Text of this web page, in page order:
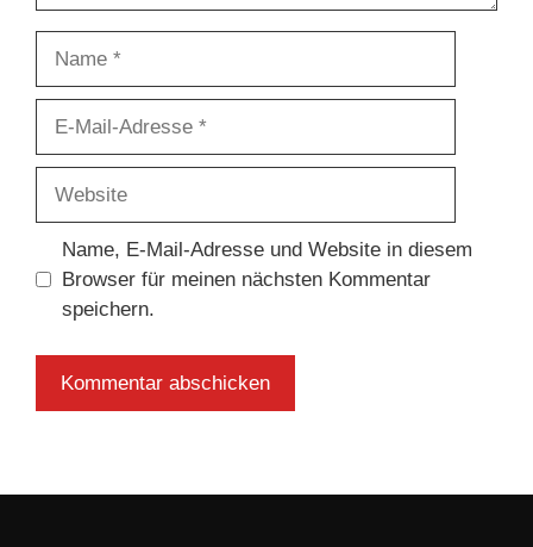
Adresse
Name, E-Mail-Adresse und Website in diesem
Browser für meinen nächsten Kommentar
speichern.